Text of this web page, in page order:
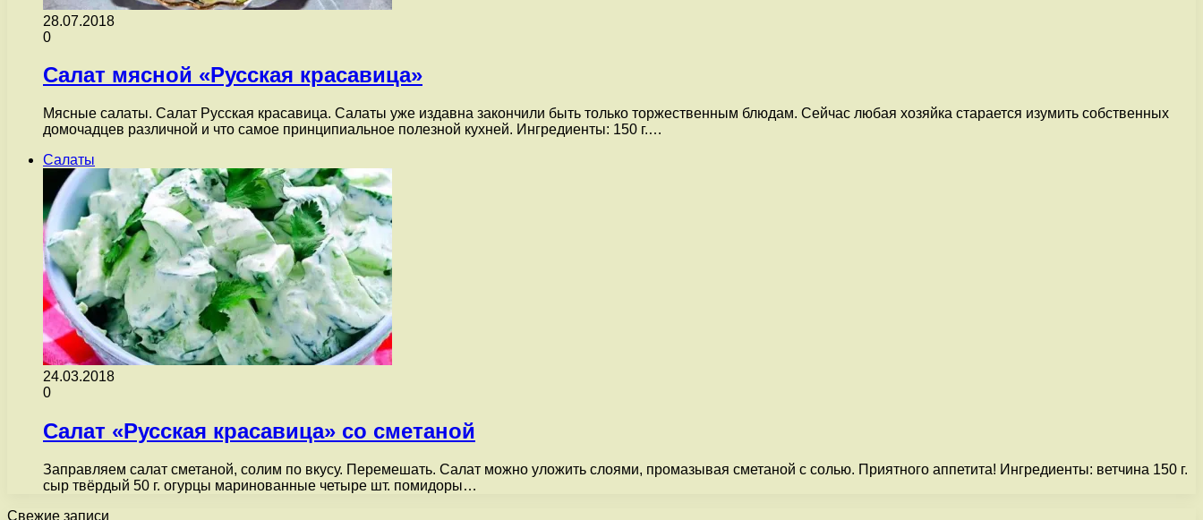
28.07.2018
0
Салат мясной «Русская красавица»
Мясные салаты. Салат Русская красавица. Салаты уже издавна закончили быть только торжественным блюдам. Сейчас любая хозяйка старается изумить собственных
домочадцев различной и что самое принципиальное полезной кухней. Ингредиенты: 150 г.…
Салаты
24.03.2018
0
Салат «Русская красавица» со сметаной
Заправляем салат сметаной, солим по вкусу. Перемешать. Салат можно уложить слоями, промазывая сметаной с солью. Приятного аппетита! Ингредиенты: ветчина 150 г.
сыр твёрдый 50 г. огурцы маринованные четыре шт. помидоры…
Свежие записи